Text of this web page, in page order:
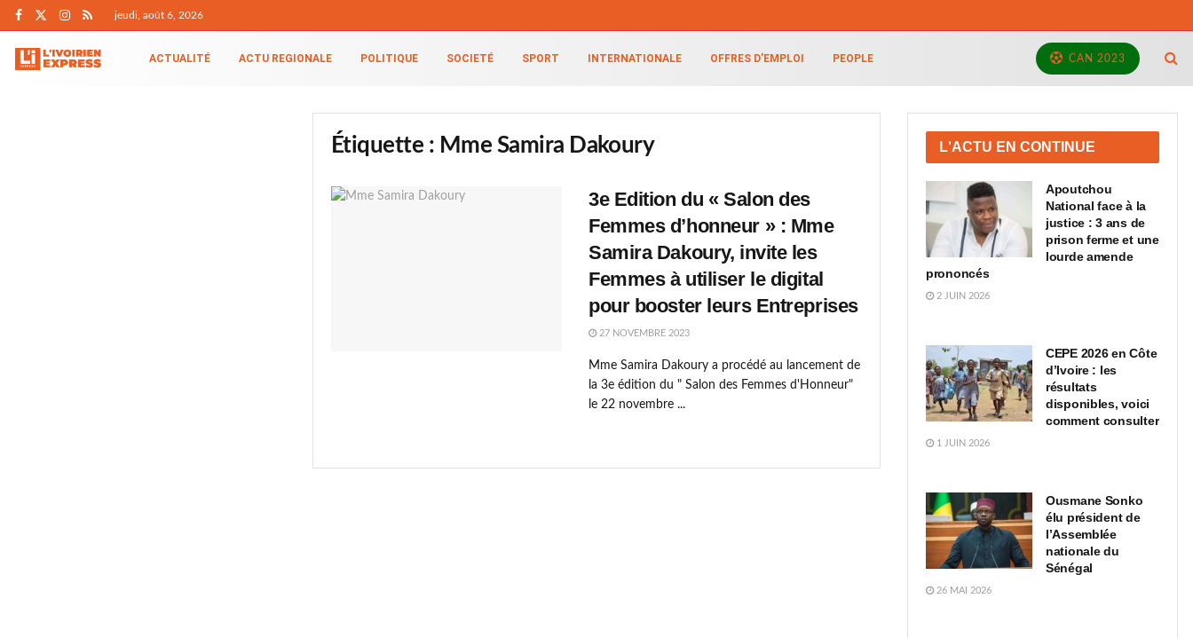
jeudi, août 6, 2026
ACTUALITÉ ACTU REGIONALE POLITIQUE SOCIETÉ SPORT INTERNATIONALE OFFRES D’EMPLOI PEOPLE CAN 2023
Étiquette : Mme Samira Dakoury
3e Edition du « Salon des
Femmes d’honneur » : Mme
Samira Dakoury, invite les
Femmes à utiliser le digital
pour booster leurs Entreprises
27 NOVEMBRE 2023
Mme Samira Dakoury a procédé au lancement de
la 3e édition du " Salon des Femmes d'Honneur"
le 22 novembre ...
L'ACTU EN CONTINUE
Apoutchou
National face à la
justice : 3 ans de
prison ferme et une
lourde amende
prononcés
2 JUIN 2026
CEPE 2026 en Côte
d’Ivoire : les
résultats
disponibles, voici
comment consulter
1 JUIN 2026
Ousmane Sonko
élu président de
l’Assemblée
nationale du
Sénégal
26 MAI 2026